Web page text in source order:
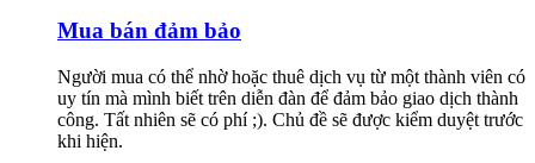
Mua bán đảm bảo
Người mua có thể nhờ hoặc thuê dịch vụ từ một thành viên có
uy tín mà mình biết trên diễn đàn để đảm bảo giao dịch thành
công. Tất nhiên sẽ có phí ;). Chủ đề sẽ được kiểm duyệt trước
khi hiện.